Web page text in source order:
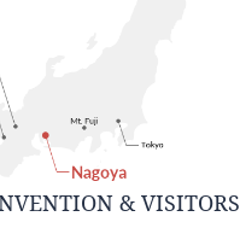
& VISITORS